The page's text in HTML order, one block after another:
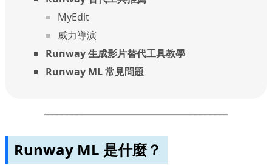
MyEdit
威力導演
Runway 生成影片替代工具教學
Runway ML 常見問題
Runway ML 是什麼？